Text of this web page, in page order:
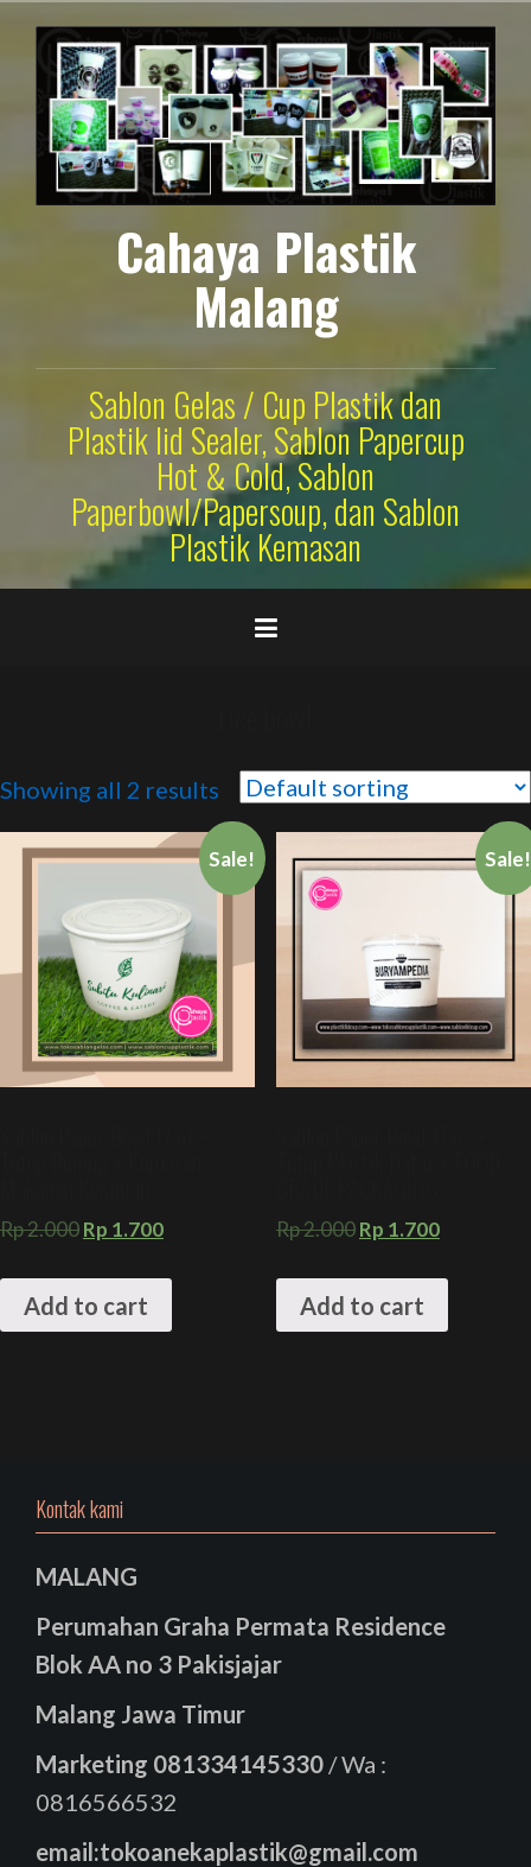
konten
Cahaya Plastik
Malang
Sablon Gelas / Cup Plastik dan
Plastik lid Sealer, Sablon Papercup
Hot & Cold, Sablon
Paperbowl/Papersoup, dan Sablon
Plastik Kemasan
Showing all 2 results
Sale!
Rp2.000Rp 1.700
Add to cart
Sale!
Rp2.000Rp 1.700
Add to cart
Kontak kami
MALANG
Perumahan Graha Permata Residence
Blok AA no 3 Pakisjajar
Malang Jawa Timur
Marketing 081334145330 / Wa :
0816566532
email:tokoanekaplastik@gmail.com